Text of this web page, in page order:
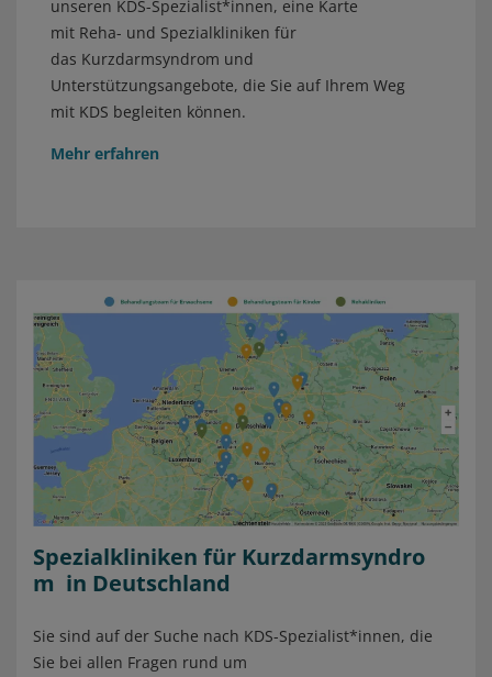
unseren KDS-Spezialist*innen, eine Karte
mit Reha- und Spezialkliniken für
das Kurzdarmsyndrom und
Unterstützungsangebote, die Sie auf Ihrem Weg
mit KDS begleiten können.
Mehr erfahren
Spezialkliniken für Kurzdarmsyndro
m in Deutschland
Sie sind auf der Suche nach KDS-Spezialist*innen, die
Sie bei allen Fragen rund um